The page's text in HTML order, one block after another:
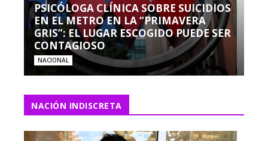
PSICÓLOGA CLÍNICA SOBRE SUICIDIOS
EN EL METRO EN LA “PRIMAVERA
GRIS”: EL LUGAR ESCOGIDO PUEDE SER
CONTAGIOSO
NACIONAL
NACIÓN INDISCRETA